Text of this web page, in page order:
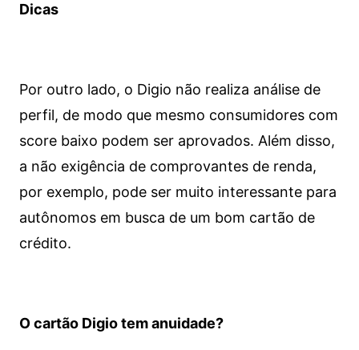
Dicas
Por outro lado, o Digio não realiza análise de
perfil, de modo que mesmo consumidores com
score baixo podem ser aprovados. Além disso,
a não exigência de comprovantes de renda,
por exemplo, pode ser muito interessante para
autônomos em busca de um bom cartão de
crédito.
O cartão Digio tem anuidade?